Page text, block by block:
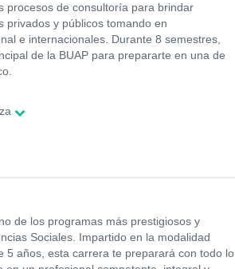
procesos de consultoría para brindar
privados y públicos tomando en
e internacionales. Durante 8 semestres,
de la BUAP para prepararte en una de
de los programas más prestigiosos y
Sociales. Impartido en la modalidad
5 años, esta carrera te preparará con todo lo